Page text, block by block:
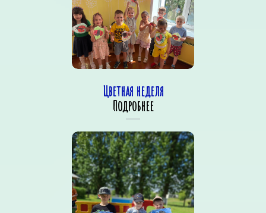
Цветная неделя
Подробнее